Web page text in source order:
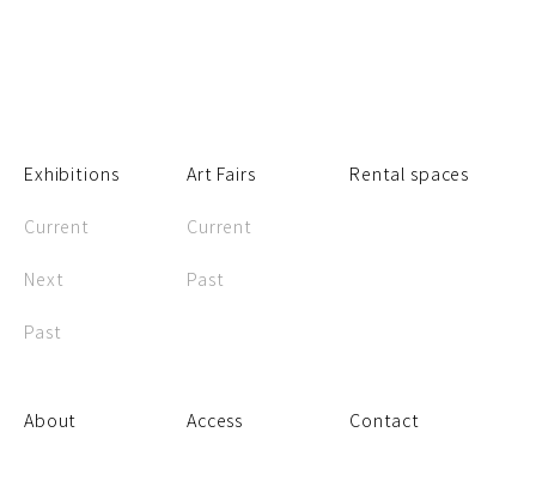
Exhibitions
Current
Next
Past
Art Fairs
Current
Past
Rental spaces
About Access Contact